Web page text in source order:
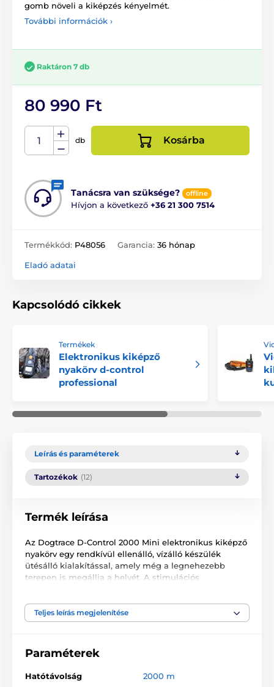
gomb növeli a kiképzés kényelmét.
További információk ›
Raktáron 7 db
80 990 Ft
db Kosárba
Tanácsra van szüksége? offline
Hívjon a következő +36 21 300 7514
Termékkód: P48056 Garancia: 36 hónap
Eladó adatai
Kapcsolódó cikkek
Termékek
Elektronikus kiképző
nyakörv d-control
professional
Leírás és paraméterek
Tartozékok (12)
Termék leírása
Az Dogtrace D-Control 2000 Mini elektronikus kiképző
nyakörv egy rendkívül ellenálló, vízálló készülék
ütésálló kialakítással, amely még a legnehezebb
terepen is megállja a helyét. A stimulációs
nagyobb testű kutyák számára is alkalmas,
amelyeknél nem tolódott ki az érzékenységi
kutyakiképzéshez
alkalmas.A 2000 méteres hatótávolságú
egyénileg állítható négygombos funkcióval
rendelkezik. Minden gombhoz külön funkció
Teljes leírás megjelenítése
Paraméterek
Hatótávolság 2000 m